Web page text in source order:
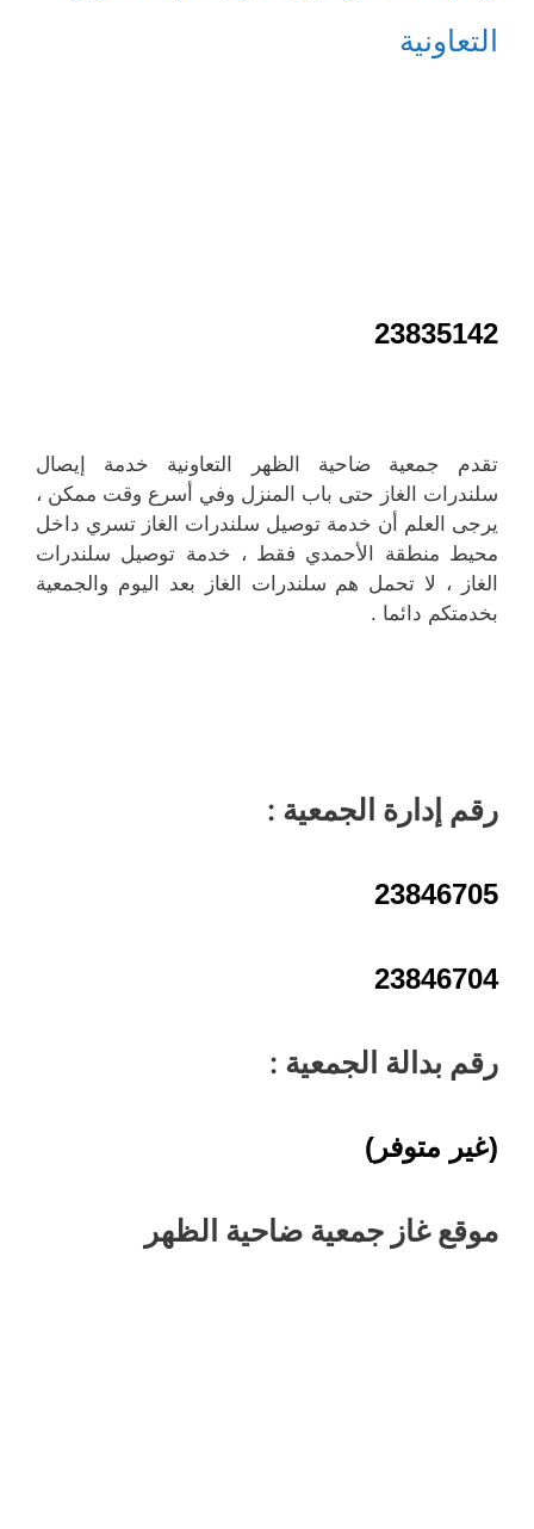
التعاونية
23835142
تقدم جمعية ضاحية الظهر التعاونية خدمة إيصال
سلندرات الغاز حتى باب المنزل وفي أسرع وقت ممكن ،
يرجى العلم أن خدمة توصيل سلندرات الغاز تسري داخل
محيط منطقة الأحمدي فقط ، خدمة توصيل سلندرات
الغاز ، لا تحمل هم سلندرات الغاز بعد اليوم والجمعية
بخدمتكم دائما .
رقم إدارة الجمعية :
23846705
23846704
رقم بدالة الجمعية :
(غير متوفر)
موقع غاز جمعية ضاحية الظهر